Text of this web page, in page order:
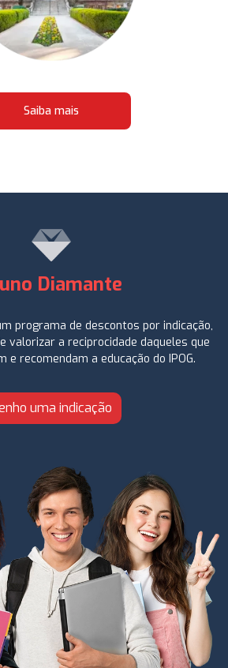
Saiba mais
Diamante
programa de descontos por indicação,
valorizar a reciprocidade daqueles que
e recomendam a educação do IPOG.
uma indicação